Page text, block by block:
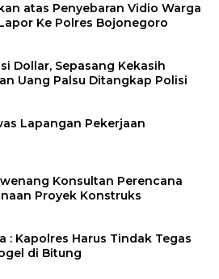
atas Penyebaran Vidio Warga
Ke Polres Bojonegoro
Dollar, Sepasang Kekasih
Uang Palsu Ditangkap Polisi
Lapangan Pekerjaan
Konsultan Perencana
Proyek Konstruks
: Kapolres Harus Tindak Tegas
di Bitung